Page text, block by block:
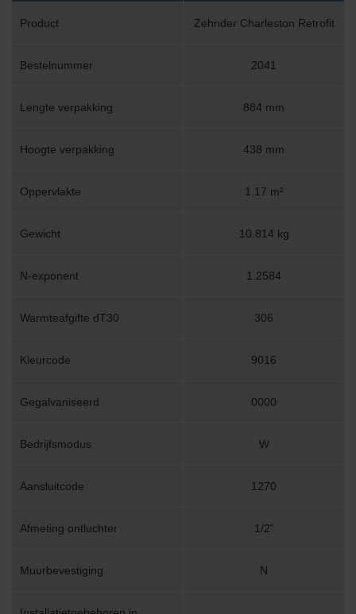
Product Zehnder Charleston Retrofit
Bestelnummer 2041
Lengte verpakking 884 mm
Hoogte verpakking 438 mm
Oppervlakte 1.17 m²
Gewicht 10.814 kg
N-exponent 1.2584
Warmteafgifte dT30 306
Kleurcode 9016
Gegalvaniseerd 0000
Bedrijfsmodus W
Aansluitcode 1270
Afmeting ontluchter 1/2"
Muurbevestiging N